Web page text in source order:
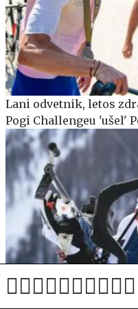
Lani odvetnik, letos
Pogi Challengeu 'ušel'